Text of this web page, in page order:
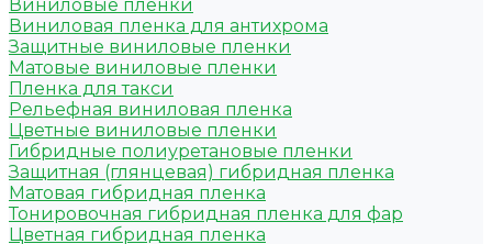
Виниловые пленки
Виниловая пленка для антихрома
Защитные виниловые пленки
Матовые виниловые пленки
Пленка для такси
Рельефная виниловая пленка
Цветные виниловые пленки
Гибридные полиуретановые пленки
Защитная (глянцевая) гибридная пленка
Матовая гибридная пленка
Тонировочная гибридная пленка для фар
Цветная гибридная пленка